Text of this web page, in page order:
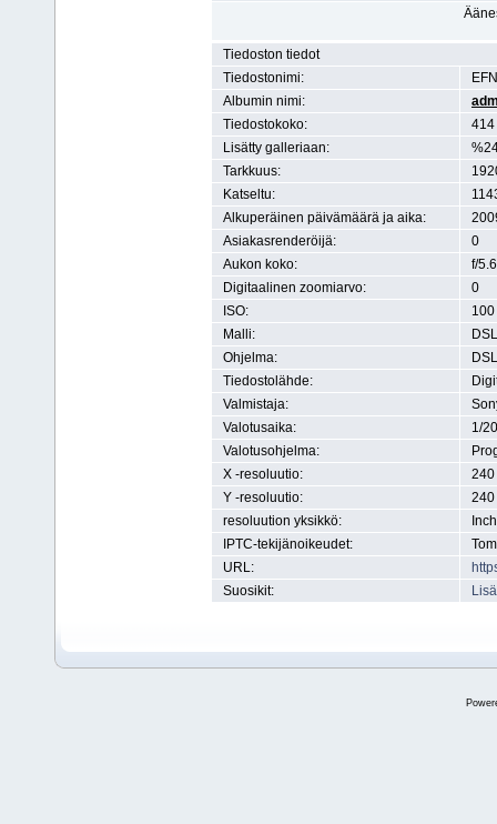
Tiedoston tiedot
Tiedostonimi:
Albumin nimi:
Tiedostokoko:
414
Lisätty galleriaan:
Tarkkuus:
Katseltu:
Alkuperäinen päivämäärä ja aika:
Asiakasrenderöijä:
0
Aukon koko:
f/5.6
Digitaalinen zoomiarvo:
0
ISO:
100
Malli:
Ohjelma:
Tiedostolähde:
Valmistaja:
Valotusaika:
1/
Valotusohjelma:
X -resoluutio:
240
Y -resoluutio:
240
resoluution yksikkö:
Inch
IPTC-tekijänoikeudet:
URL:
Suosikit: